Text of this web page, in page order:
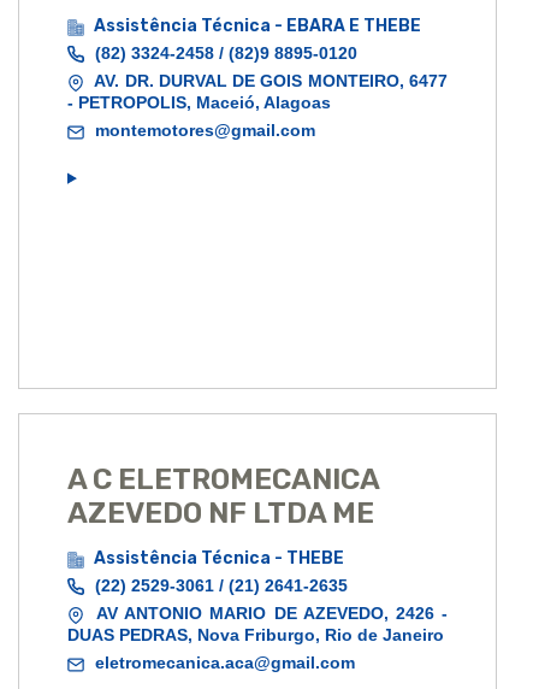
Assistência Técnica - EBARA E THEBE
(82) 3324-2458 / (82)9 8895-0120
AV. DR. DURVAL DE GOIS MONTEIRO, 6477
- PETROPOLIS, Maceió, Alagoas
montemotores@gmail.com
A C ELETROMECANICA
AZEVEDO NF LTDA ME
Assistência Técnica - THEBE
(22) 2529-3061 / (21) 2641-2635
AV ANTONIO MARIO DE AZEVEDO, 2426 -
DUAS PEDRAS, Nova Friburgo, Rio de Janeiro
eletromecanica.aca@gmail.com